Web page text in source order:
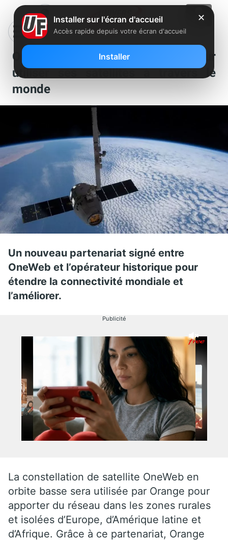
Orange signe avec OneWeb pour
utiliser ses satellites à travers le
monde
Un nouveau partenariat signé entre
OneWeb et l’opérateur historique pour
étendre la connectivité mondiale et
l’améliorer.
Publicité
La constellation de satellite OneWeb en
orbite basse sera utilisée par Orange pour
apporter du réseau dans les zones rurales
et isolées d’Europe, d’Amérique latine et
d’Afrique. Grâce à ce partenariat, Orange
✕
Installer sur l'écran d'accueil
Accès rapide depuis votre écran d'accueil
Installer